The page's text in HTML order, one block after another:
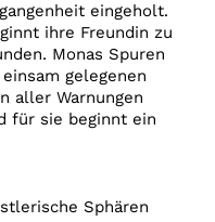
eingeholt.
ihre Freundin zu
Monas Spuren
gelegenen
aller Warnungen
für sie beginnt ein
Sphären